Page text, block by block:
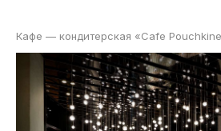
Кафе — кондитерская «Cafe